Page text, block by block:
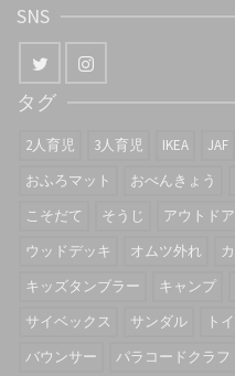
SNS
タグ
2人育児 3人育児 IKEA JAF
おふろマット
おべんきょう
こそだて
そうじ アウトドア
ウッドデッキ
オムツ外れ
キッズタンブラー
キャンプ
サイベックス
サンダル ト
バウンサー
パラコードクラフ